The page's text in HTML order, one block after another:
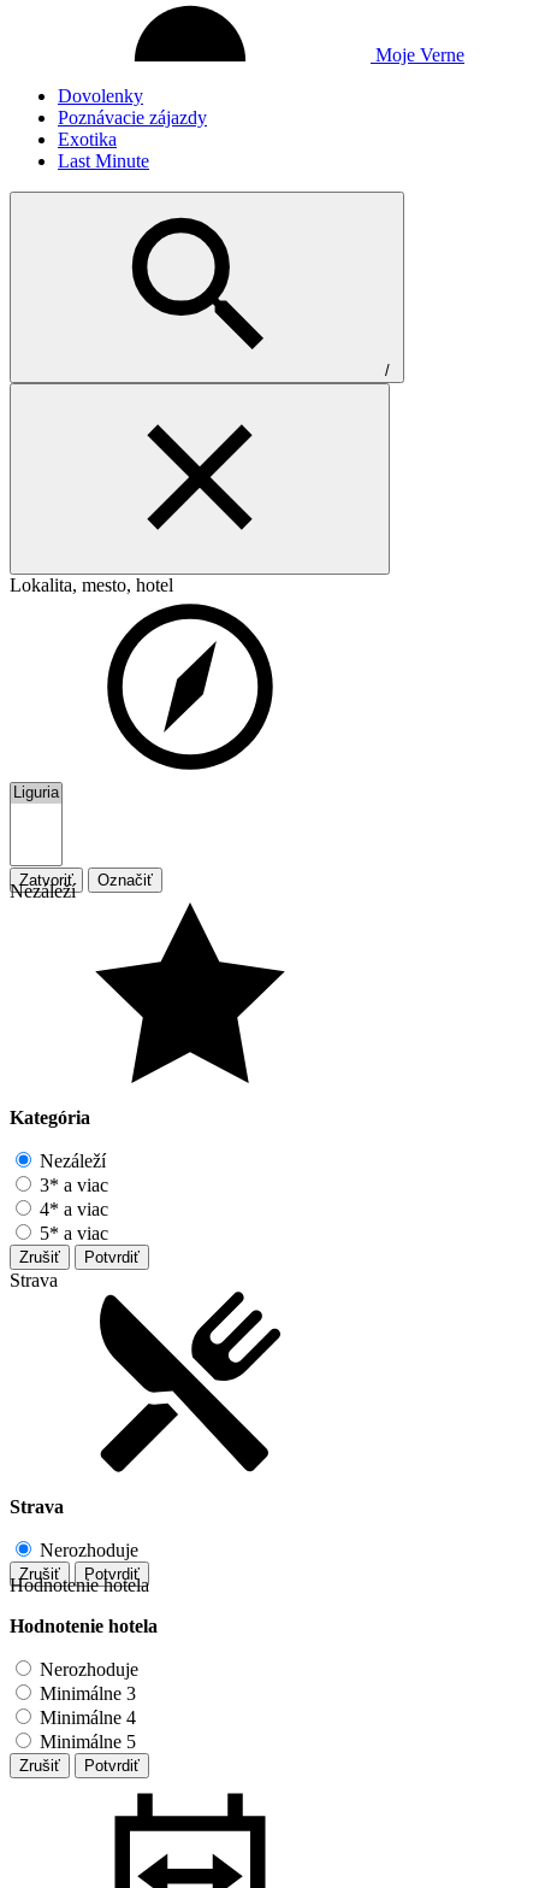
Moje Verne
Dovolenky
Poznávacie zájazdy
Exotika
Last Minute
/
Lokalita, mesto, hotel
Zatvoriť Označiť
Nezáleží
Kategória
Nezáleží
3* a viac
4* a viac
5* a viac
Zrušiť Potvrdiť
Strava
Strava
Nerozhoduje
Zrušiť Potvrdiť
Hodnotenie hotela
Hodnotenie hotela
Nerozhoduje
Minimálne 3
Minimálne 4
Minimálne 5
Zrušiť Potvrdiť